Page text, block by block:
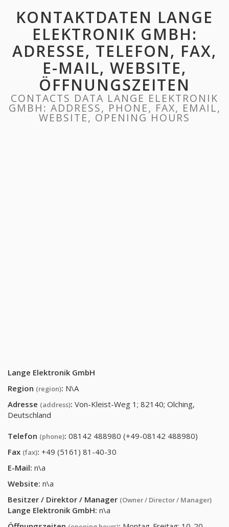
KONTAKTDATEN LANGE
ELEKTRONIK GMBH:
ADRESSE, TELEFON, FAX,
E-MAIL, WEBSITE,
ÖFFNUNGSZEITEN
CONTACTS DATA LANGE ELEKTRONIK
GMBH: ADDRESS, PHONE, FAX, EMAIL,
WEBSITE, OPENING HOURS
Lange Elektronik GmbH
Region (region): N\A
Adresse (address): Von-Kleist-Weg 1; 82140; Olching,
Deutschland
Telefon (phone): 08142 488980 (+49-08142 488980)
Fax (fax): +49 (5161) 81-40-30
E-Mail: n\a
Website: n\a
Besitzer / Direktor / Manager (Owner / Director / Manager)
Lange Elektronik GmbH: n\a